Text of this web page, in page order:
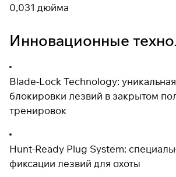
0,031 дюйма
Инновационные
Blade-Lock Technology:
блокировки лезвий в закрытом
тренировок
Hunt-Ready Plug System:
фиксации лезвий для охоты